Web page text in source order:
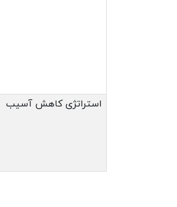
استراتژی کاهش آسیب